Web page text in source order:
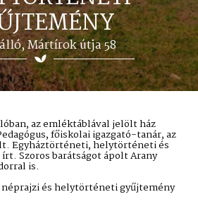
Mártírok útja 58
az emléktáblával jelölt ház
főiskolai igazgató-tanár, az
Egyháztörténeti, helytörténeti és
Szoros barátságot ápolt Arany
is.
és helytörténeti gyűjtemény